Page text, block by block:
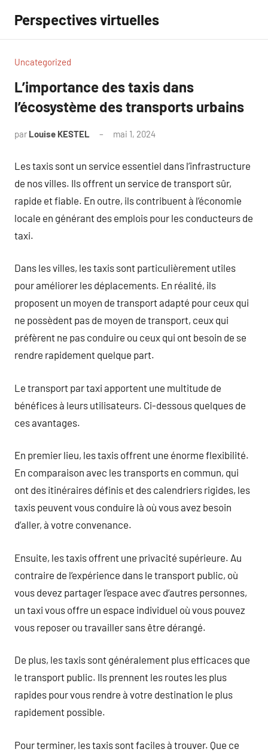
contenu
Perspectives virtuelles
Uncategorized
L’importance des taxis dans
l’écosystème des transports urbains
par Louise KESTEL mai 1, 2024
Les taxis sont un service essentiel dans l’infrastructure
de nos villes. Ils offrent un service de transport sûr,
rapide et fiable. En outre, ils contribuent à l’économie
locale en générant des emplois pour les conducteurs de
taxi.
Dans les villes, les taxis sont particulièrement utiles
pour améliorer les déplacements. En réalité, ils
proposent un moyen de transport adapté pour ceux qui
ne possèdent pas de moyen de transport, ceux qui
préfèrent ne pas conduire ou ceux qui ont besoin de se
rendre rapidement quelque part.
Le transport par taxi apportent une multitude de
bénéfices à leurs utilisateurs. Ci-dessous quelques de
ces avantages.
En premier lieu, les taxis offrent une énorme flexibilité.
En comparaison avec les transports en commun, qui
ont des itinéraires définis et des calendriers rigides, les
taxis peuvent vous conduire là où vous avez besoin
d’aller, à votre convenance.
Ensuite, les taxis offrent une privacité supérieure. Au
contraire de l’expérience dans le transport public, où
vous devez partager l’espace avec d’autres personnes,
un taxi vous offre un espace individuel où vous pouvez
vous reposer ou travailler sans être dérangé.
De plus, les taxis sont généralement plus efficaces que
le transport public. Ils prennent les routes les plus
rapides pour vous rendre à votre destination le plus
rapidement possible.
Pour terminer, les taxis sont faciles à trouver. Que ce